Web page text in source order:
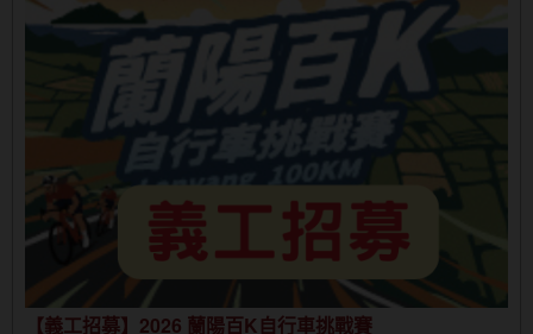
【義工招募】2026 蘭陽百K自行車挑戰賽